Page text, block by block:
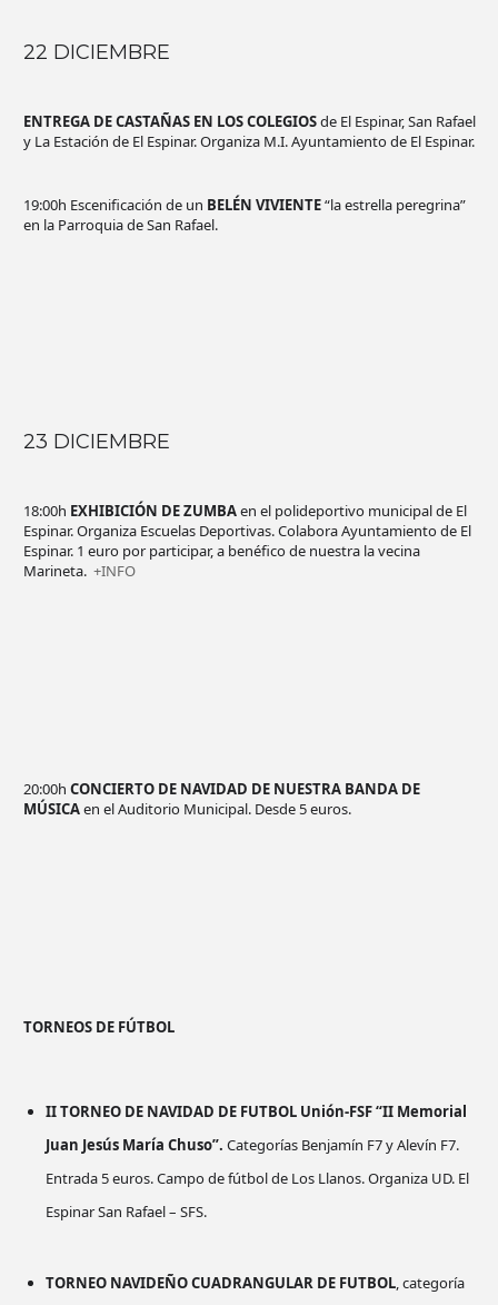
22 DICIEMBRE
ENTREGA DE CASTAÑAS EN LOS COLEGIOSde El Espinar, San Rafael
y La Estación de El Espinar. Organiza M.I. Ayuntamiento de El Espinar.
19:00h Escenificación de un BELÉN VIVIENTE“la estrella peregrina”
en la Parroquia de San Rafael.
23 DICIEMBRE
18:00h EXHIBICIÓN DE ZUMBAen el polideportivo municipal de El
Espinar. Organiza Escuelas Deportivas. Colabora Ayuntamiento de El
Espinar. 1 euro por participar, a benéfico de nuestra la vecina
Marineta. +INFO
20:00h CONCIERTO DE NAVIDAD DE NUESTRA BANDA DE
MÚSICAen el Auditorio Municipal. Desde 5 euros.
TORNEOS DE FÚTBOL
II TORNEO DE NAVIDAD DE FUTBOL Unión-FSF “II Memorial
Juan Jesús María Chuso”. Categorías Benjamín F7 y Alevín F7.
Entrada 5 euros. Campo de fútbol de Los Llanos. Organiza UD. El
Espinar San Rafael – SFS.
TORNEO NAVIDEÑO CUADRANGULAR DE FUTBOL, categoría